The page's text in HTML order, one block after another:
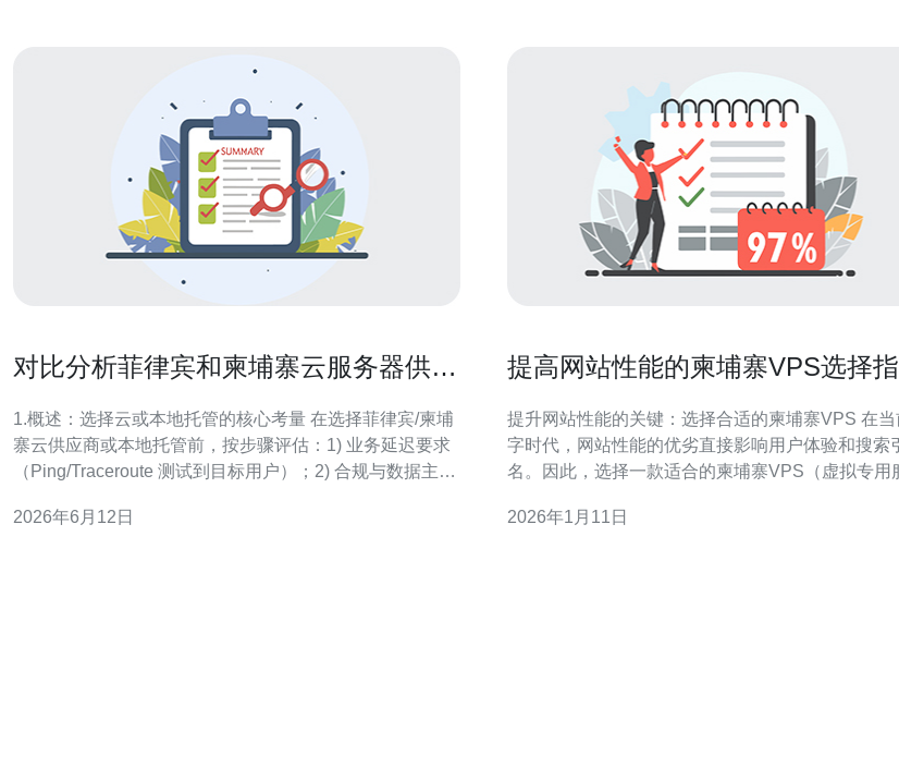
对比分析菲律宾和柬埔寨云服务器供应
1.概述：选择云或本地托管的核心考量 在选择菲律宾/柬埔
寨云供应商或本地托管前，按步骤评估：1) 业务延迟要求
（Ping/Traceroute 测试到目标用户）；2) 合规与数据主权
力）；4) 可用性（SLA）；5) 运维能力（是否具备现场技
2026年6月12日
提高网站性能的柬埔寨VPS选择
提升网站性能的关键：选择合适的柬埔寨VPS 在当
字时代，网站性能的优劣直接影响用户体验和搜索
名。因此，选择一款适合的柬埔寨VPS（虚拟专用
助您在众多选择中找到最适合您需求的VPS。以下
2026年1月11日